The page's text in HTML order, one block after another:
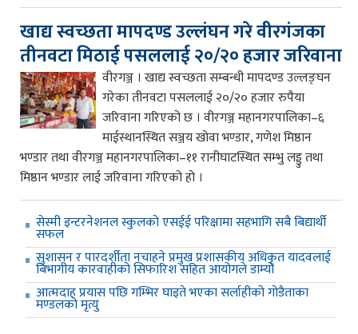
खाद्य स्वच्छता मापदण्ड उल्लंघन गरे वीरगंजका
तीनवटा मिठाई पसललाई २०/२० हजार जरिवाना
वीरगञ्ज । खाद्य स्वच्छता सम्बन्धी मापदण्ड उल्लङ्घन
गरेका तीनवटा पसललाई २०/२० हजार रुपैया
जरिवाना गरिएको छ । वीरगञ्ज महानगरपालिका–६
माईस्थानस्थित सञ्जय खोवा भण्डार, गणेश मिष्ठान
भण्डार तथा वीरगञ्ज महानगरपालिका–११ रानीघाटस्थित सम्भु लड्डु तथा
मिष्ठान भण्डार लाई जरिवाना गरिएको हो ।
सेस्मी इन्टरनेशनल स्कुलको एसईई परिक्षामा सहभागि सबै बिद्यार्थी
सफल
सुशासन र पारदर्शीता नचाहने प्रमुख प्रशासकीय अधिकृत यादवलाई
बिभागीय कारवाहीको सिफारिश सहित आयोगले डाम्यो
आत्मदाह प्रयास पछि गम्भिर घाइते भएका सर्लाहीको गोडैताका
मण्डलको मृत्यु